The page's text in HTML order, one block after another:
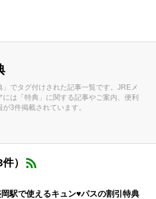
」でタグ付けされた記事一覧です。JREメ
には「特典」に関する記事やご案内、便利
が3件掲載されています。
）
駅で使えるキュン♥パスの割引特典